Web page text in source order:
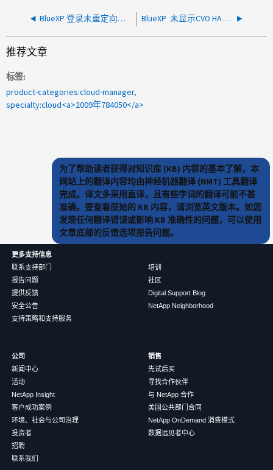
BlueXP 登录未重定向到 BlueXP 联合用户的 OTP 页面 BlueXP 未显示CVO HA we的"新版本可用"、并将其报告为最新版本
推荐文章
标签
product-categories:cloud-manager
specialty:cloud<a>2009年784050</a>
为了帮助读者获得对知识库 (KB) 内容的基本了解，本
网站上的翻译内容均由神经机器翻译 (NMT) 工具翻译
完成。译文多采用直译，且有些字词的翻译可能不甚
准确。要查看原始的 KB 内容，请浏览英文版本。如您
发现任何翻译错误或影响 KB 准确性的问题，可以使用
文章底部的反馈选项报告问题。
更多支持信息
联系支持部门
报告问题
提供反馈
安全公告
支持策略和支持服务
培训
社区
Digital Support Blog
NetApp Neighborhood
公司
新闻中心
活动
NetApp Insight
客户成功案例
环境、社会与公司治理
投资者
招聘
联系我们
销售
先试后买
寻找合作伙伴
与 NetApp 合作
美国公共部门合同
NetApp OnDemand 消费模式
数据远见者中心